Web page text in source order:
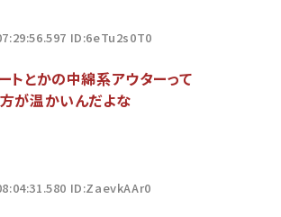
ID:6eTu2s0T0
トとかの中綿系アウターって
が温かいんだよな
ID:ZaevkAAr0